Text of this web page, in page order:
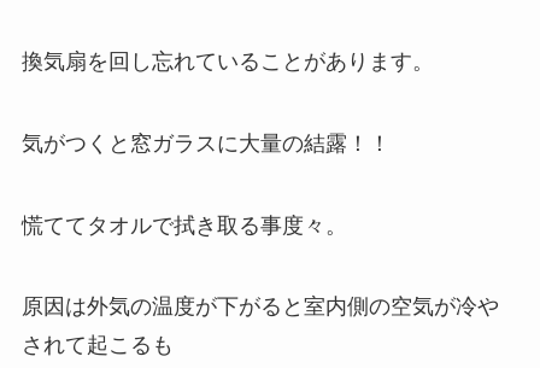
換気扇を回し忘れていることがあります。
気がつくと窓ガラスに大量の結露！！
慌ててタオルで拭き取る事度々。
原因は外気の温度が下がると室内側の空気が冷や
されて起こるも